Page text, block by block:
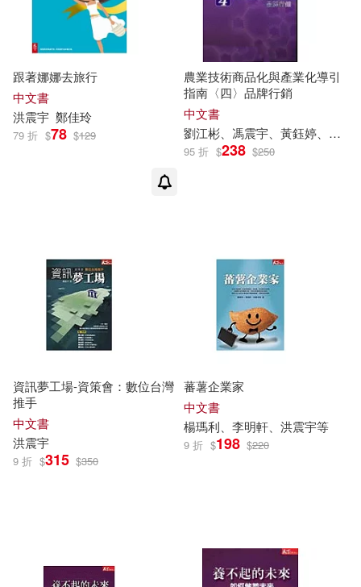
跟著娜娜去旅行
中文書
洪震宇 鄭佳玲
79 折 $78 $129
農業技術商品化與產業化導引
指南〈四〉品牌行銷
中文書
劉江彬、馮震宇 、黃鈺婷、黃愛倫、
95 折 $238 $250
資訊夢工場-資策會：數位台灣
推手
中文書
洪震宇
9 折 $315 $350
蕃薯企業家
中文書
楊瑪利、李明軒、洪震宇等
9 折 $198 $220